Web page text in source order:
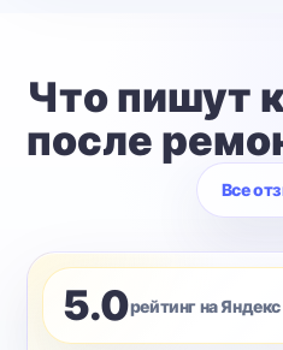
Что пишут
после
Все
5.0рейтинг на